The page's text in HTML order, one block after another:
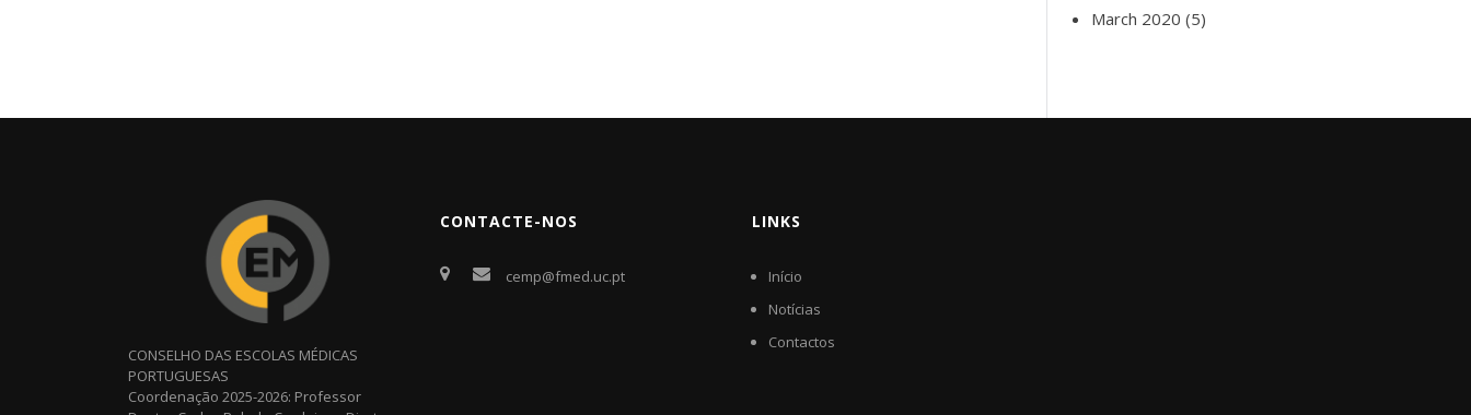
March 2020 (5)
CONSELHO DAS ESCOLAS MÉDICAS
PORTUGUESAS
Coordenação 2025-2026: Professor
CONTACTE-NOS
cemp@fmed.uc.pt
LINKS
Início
Notícias
Contactos